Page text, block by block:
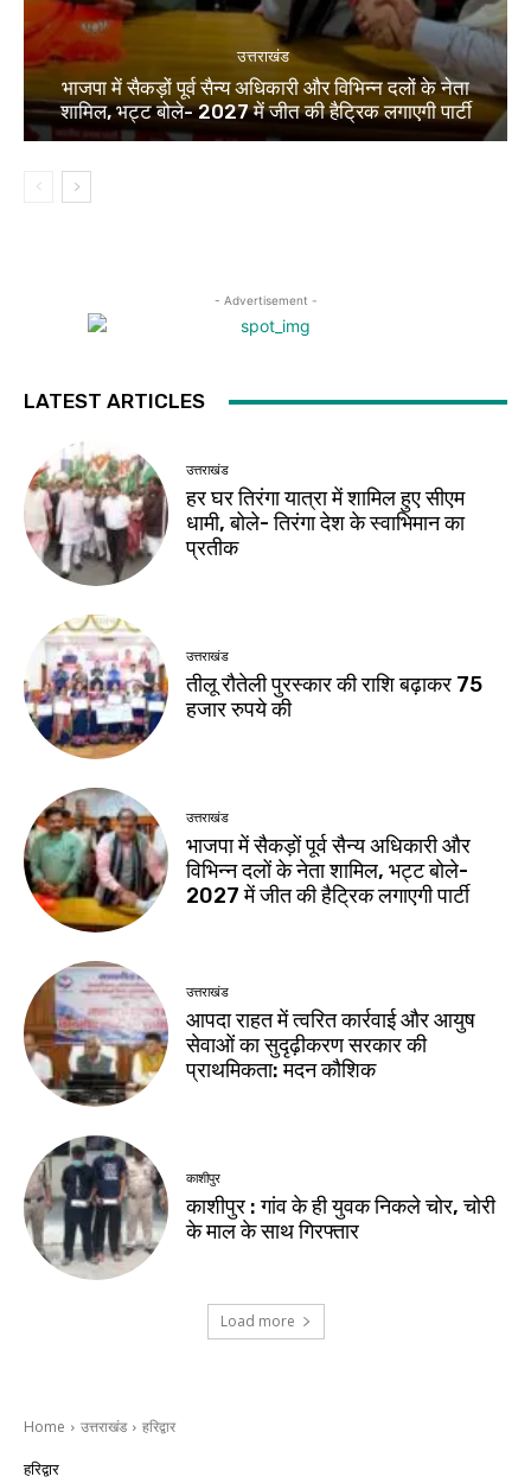
उत्तराखंड
भाजपा में सैकड़ों पूर्व सैन्य अधिकारी और विभिन्न दलों के नेता
शामिल, भट्ट बोले- 2027 में जीत की हैट्रिक लगाएगी पार्टी
- Advertisement -
LATEST ARTICLES
उत्तराखंड
हर घर तिरंगा यात्रा में शामिल हुए सीएम
धामी, बोले- तिरंगा देश के स्वाभिमान का
प्रतीक
उत्तराखंड
तीलू रौतेली पुरस्कार की राशि बढ़ाकर 75
हजार रुपये की
उत्तराखंड
भाजपा में सैकड़ों पूर्व सैन्य अधिकारी और
विभिन्न दलों के नेता शामिल, भट्ट बोले-
2027 में जीत की हैट्रिक लगाएगी पार्टी
उत्तराखंड
आपदा राहत में त्वरित कार्रवाई और आयुष
सेवाओं का सुदृढ़ीकरण सरकार की
प्राथमिकता: मदन कौशिक
काशीपुर
काशीपुर : गांव के ही युवक निकले चोर, चोरी
के माल के साथ गिरफ्तार
Load more